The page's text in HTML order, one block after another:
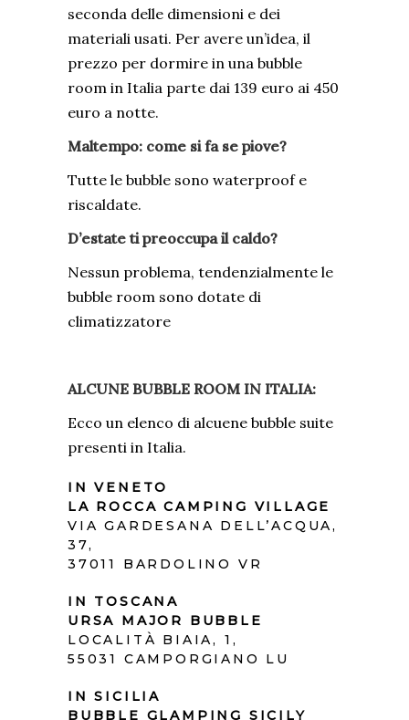
seconda delle dimensioni e dei
materiali usati. Per avere un’idea, il
prezzo per dormire in una bubble
room in Italia parte dai 139 euro ai 450
euro a notte.
Maltempo: come si fa se piove?
Tutte le bubble sono waterproof e
riscaldate.
D’estate ti preoccupa il caldo?
Nessun problema, tendenzialmente le
bubble room sono dotate di
climatizzatore
ALCUNE BUBBLE ROOM IN ITALIA:
Ecco un elenco di alcuene bubble suite
presenti in Italia.
IN VENETO
LA ROCCA CAMPING VILLAGE
VIA GARDESANA DELL’ACQUA,
37,
37011 BARDOLINO VR
IN TOSCANA
URSA MAJOR BUBBLE
LOCALITÀ BIAIA, 1,
55031 CAMPORGIANO LU
IN SICILIA
BUBBLE GLAMPING SICILY